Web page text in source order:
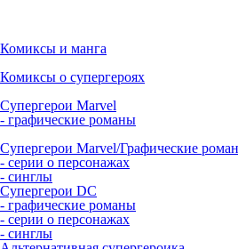
Комиксы и манга
Комиксы о супергероях
Супергерои Marvel
- графические романы
Супергерои Marvel/Графические
- серии о персонажах
- синглы
Супергерои DC
- графические романы
- серии о персонажах
- синглы